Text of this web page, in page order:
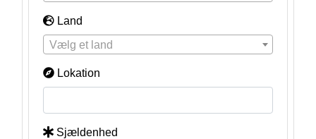
Land
Vælg et land
Lokation
Sjældenhed